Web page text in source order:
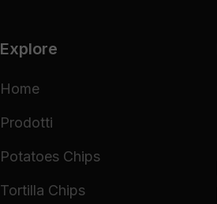
Explore
Home
Prodotti
Potatoes Chips
Tortilla Chips